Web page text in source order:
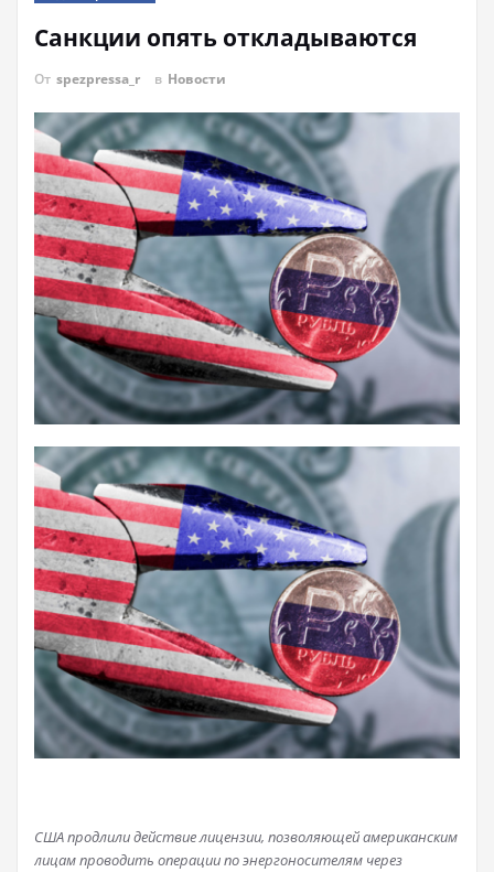
Санкции опять откладываются
От spezpressa_r в Новости
США продлили действие лицензии, позволяющей американским
лицам проводить операции по энергоносителям через